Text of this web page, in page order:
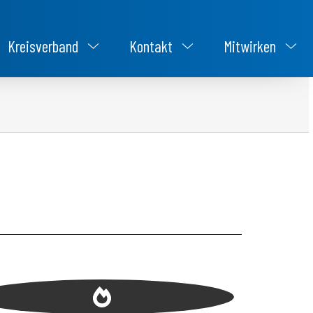
Kreisverband Kontakt Mitwirken